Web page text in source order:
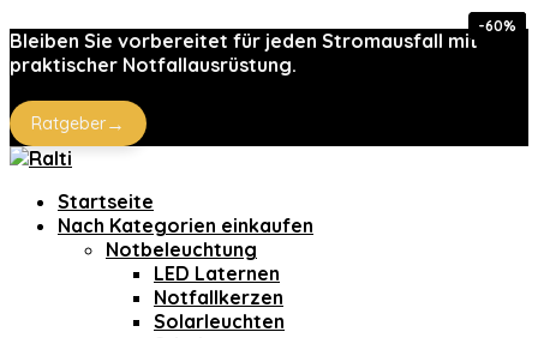
Bleiben Sie vorbereitet für jeden Stromausfall mit
praktischer Notfallausrüstung.
Ratgeber→
Startseite
Nach Kategorien einkaufen
Notbeleuchtung
LED Laternen
Notfallkerzen
Solarleuchten
-33%
-33%
-15%
-25%
-60%